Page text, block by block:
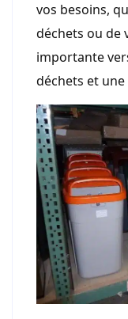
vos besoins,
déchets ou de
importante
déchets et